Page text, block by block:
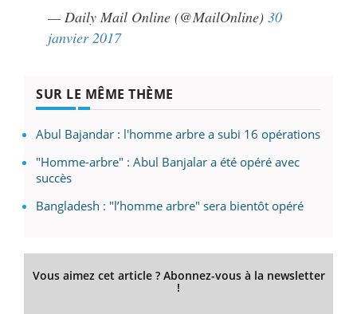
— Daily Mail Online (@MailOnline) 30
janvier 2017
SUR LE MÊME THÈME
Abul Bajandar : l'homme arbre a subi 16 opérations
"Homme-arbre" : Abul Banjalar a été opéré avec
succès
Bangladesh : "l’homme arbre" sera bientôt opéré
Vous aimez cet article ? Abonnez-vous à la newsletter
!